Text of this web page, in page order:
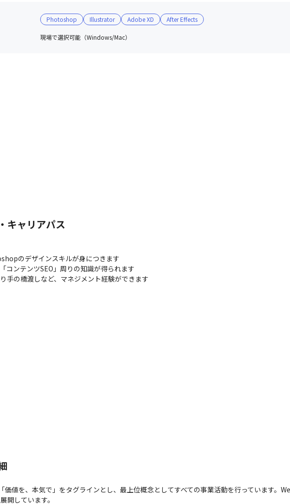
Photoshop Illustrator Adobe XD After Effects
現場で選択可能（Windows/Mac）
キャリアパス
のデザインスキルが身につきます
コンテンツSEO」周りの知識が得られます
手の橋渡しなど、マネジメント経験ができます
価値を、本気で」をタグラインとし、最上位概念としてすべての事業活動を行っています。
開しています。